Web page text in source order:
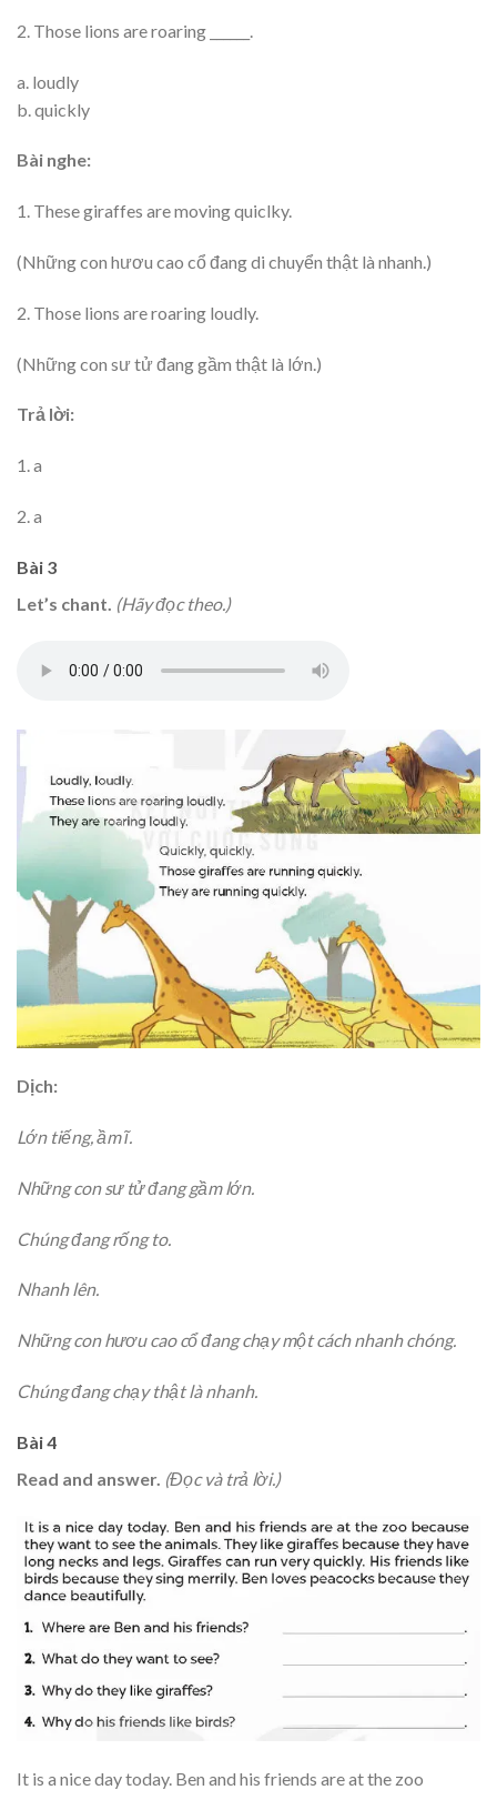
2. Those lions are roaring ______.
a. loudly
b. quickly
Bài nghe:
1. These giraffes are moving quiclky.
(Những con hươu cao cổ đang di chuyển thật là nhanh.)
2. Those lions are roaring loudly.
(Những con sư tử đang gầm thật là lớn.)
Trả lời:
1. a
2. a
Bài 3
Let’s chant. (Hãy đọc theo.)
Dịch:
Lớn tiếng, ầm ĩ.
Những con sư tử đang gầm lớn.
Chúng đang rống to.
Nhanh lên.
Những con hươu cao cổ đang chạy một cách nhanh chóng.
Chúng đang chạy thật là nhanh.
Bài 4
Read and answer. (Đọc và trả lời.)
It is a nice day today. Ben and his friends are at the zoo